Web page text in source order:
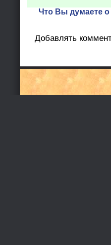
Что Вы думаете о
Добавлять